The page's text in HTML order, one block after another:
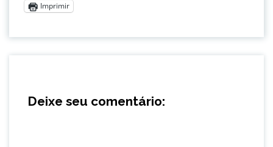
Imprimir
Deixe seu comentário: